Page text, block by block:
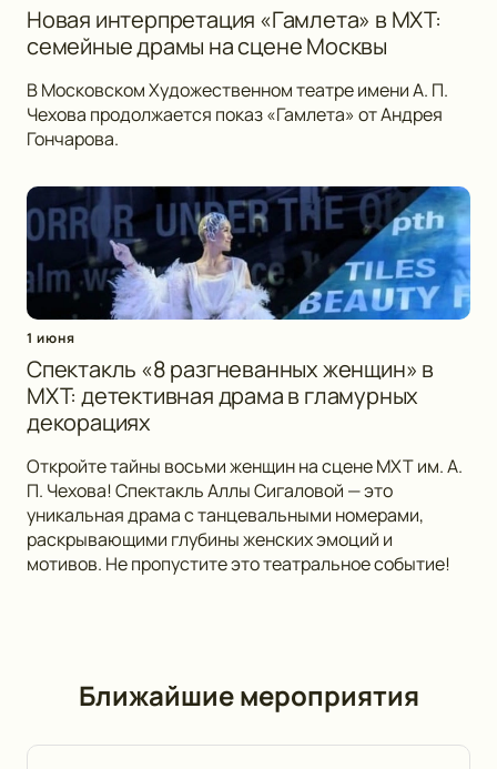
Новая интерпретация «Гамлета» в МХТ:
семейные драмы на сцене Москвы
В Московском Художественном театре имени А. П.
Чехова продолжается показ «Гамлета» от Андрея
Гончарова.
1 июня
Спектакль «8 разгневанных женщин» в
МХТ: детективная драма в гламурных
декорациях
Откройте тайны восьми женщин на сцене МХТ им. А.
П. Чехова! Спектакль Аллы Сигаловой — это
уникальная драма с танцевальными номерами,
раскрывающими глубины женских эмоций и
мотивов. Не пропустите это театральное событие!
Ближайшие мероприятия